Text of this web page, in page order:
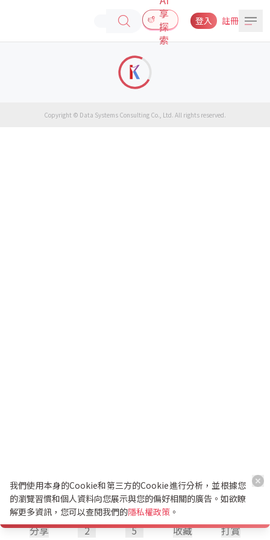
享
探
索
登入 註冊
分享 2 5 收藏 打賞
Copyright © Data Systems Consulting Co., Ltd. All rights reserved.
我們使用本身的Cookie和第三方的Cookie進行分析，並根據您
的瀏覽習慣和個人資料向您展示與您的偏好相關的廣告。如欲瞭
解更多資訊，您可以查閱我們的隱私權政策 。